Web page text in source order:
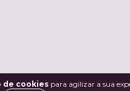
de cookiespara agilizar a sua